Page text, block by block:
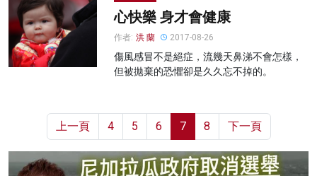
心快樂 身才會健康
作者: 洪 蘭 2017-08-26
傷風感冒不是絕症，流幾天鼻涕不會怎樣，
但被拋棄的恐懼卻是久久忘不掉的。
上一頁 4 5 6 7 8 下一頁